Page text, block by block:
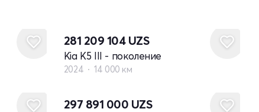
281 209 104 UZS
Kia K5 III - поколение
2024 14 000 км
297 891 000 UZS